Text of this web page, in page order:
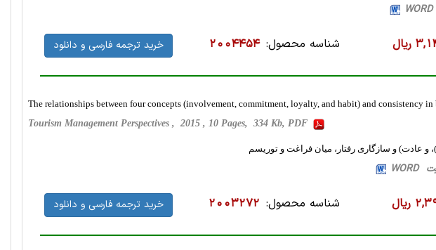
شناسه محصول: 2004454 خرید ترجمه فارسی و دانلود
The relationships between four concepts (involvement, commitment, loyalty, and habit) and consistency in
Tourism Management Perspectives , 2015 , 10 Pages, 334 Kb, PDF
و عادت) و سازگاری رفتار، میان فراغت و توریسم
شناسه محصول: 2003272 خرید ترجمه فارسی و دانلود